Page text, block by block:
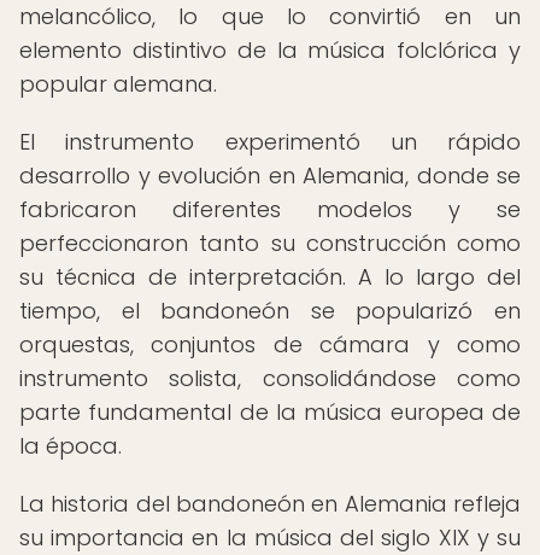
melancólico, lo que lo convirtió en un
elemento distintivo de la música folclórica y
popular alemana.
El instrumento experimentó un rápido
desarrollo y evolución en Alemania, donde se
fabricaron diferentes modelos y se
perfeccionaron tanto su construcción como
su técnica de interpretación. A lo largo del
tiempo, el bandoneón se popularizó en
orquestas, conjuntos de cámara y como
instrumento solista, consolidándose como
parte fundamental de la música europea de
la época.
La historia del bandoneón en Alemania refleja
su importancia en la música del siglo XIX y su